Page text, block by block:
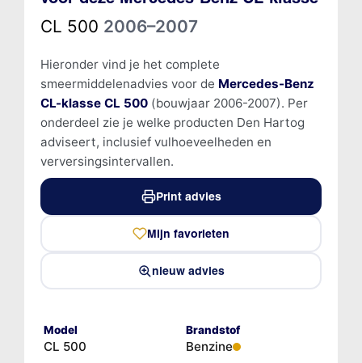
CL 500 2006–2007
Hieronder vind je het complete
smeermiddelenadvies voor de Mercedes-Benz
CL-klasse CL 500(bouwjaar 2006-2007). Per
onderdeel zie je welke producten Den Hartog
adviseert, inclusief vulhoeveelheden en
verversingsintervallen.
Print advies
Mijn favorieten
nieuw advies
Model
CL 500
Brandstof
Benzine